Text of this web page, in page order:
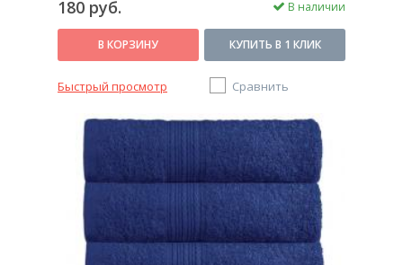
180 руб. В наличии
В КОРЗИНУ КУПИТЬ В 1 КЛИК
Быстрый просмотр Сравнить